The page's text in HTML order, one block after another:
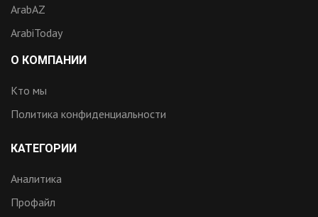
ArabAZ
ArabiToday
О КОМПАНИИ
Кто мы
Политика конфиденциальности
КАТЕГОРИИ
Аналитика
Профайл